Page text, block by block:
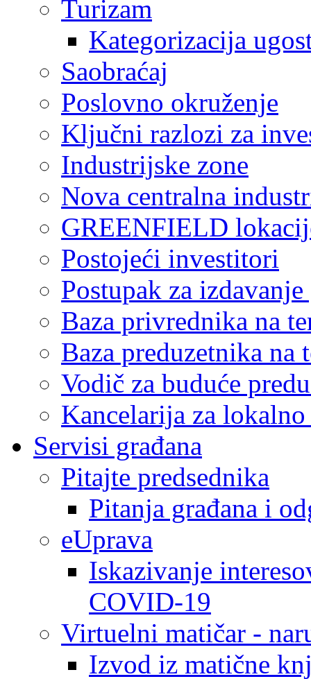
Turizam
Kategorizacija
Saobraćaj
Poslovno okruženje
Ključni razlozi za
Industrijske zone
Nova centralna
GREENFIELD
Postojeći investitori
Postupak za
Baza privrednika na
Baza preduzetnika
Vodič za buduće
Kancelarija za
Servisi građana
Pitajte predsednika
Pitanja građana i
eUprava
Iskazivanje
COVID-19
Virtuelni matičar -
Izvod iz matične